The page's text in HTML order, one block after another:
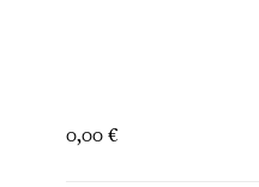
0,00 €